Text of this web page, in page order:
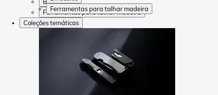
Ferramentas para talhar madeira
Ferramentas para talhar madeira
Coleções temáticas